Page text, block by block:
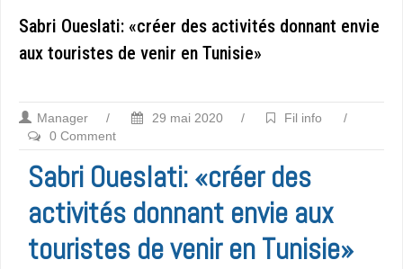
Sabri Oueslati: «créer des activités donnant envie
aux touristes de venir en Tunisie»
Manager / 29 mai 2020 / Fil info
/
0 Comment
Sabri Oueslati: «créer des
activités donnant envie aux
touristes de venir en Tunisie»